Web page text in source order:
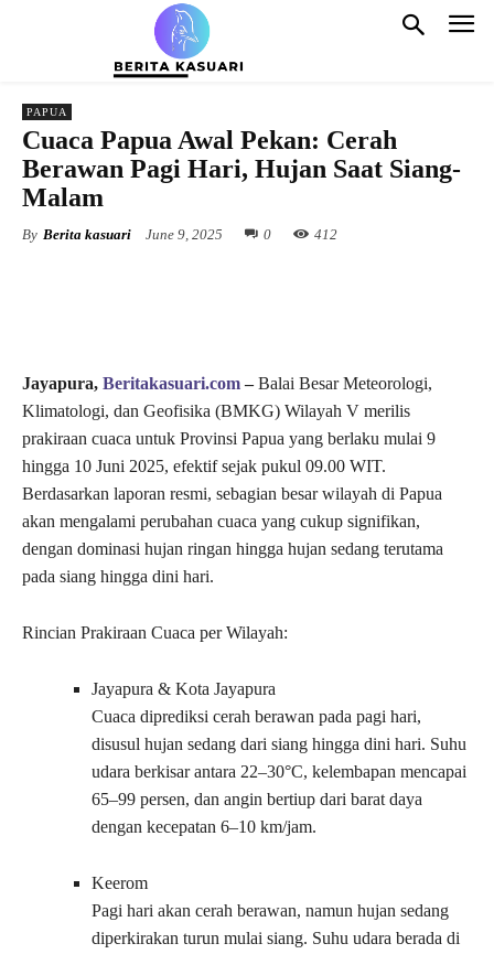
PAPUA
Cuaca Papua Awal Pekan: Cerah
Berawan Pagi Hari, Hujan Saat Siang-
Malam
By Berita kasuari June 9, 2025 0 412
Jayapura, Beritakasuari.com–Balai Besar Meteorologi,
Klimatologi, dan Geofisika (BMKG) Wilayah V merilis
prakiraan cuaca untuk Provinsi Papua yang berlaku mulai 9
hingga 10 Juni 2025, efektif sejak pukul 09.00 WIT.
Berdasarkan laporan resmi, sebagian besar wilayah di Papua
akan mengalami perubahan cuaca yang cukup signifikan,
dengan dominasi hujan ringan hingga hujan sedang terutama
pada siang hingga dini hari.
Rincian Prakiraan Cuaca per Wilayah:
Jayapura & Kota Jayapura
Cuaca diprediksi cerah berawan pada pagi hari,
disusul hujan sedang dari siang hingga dini hari. Suhu
udara berkisar antara 22–30°C, kelembapan mencapai
65–99 persen, dan angin bertiup dari barat daya
dengan kecepatan 6–10 km/jam.
Keerom
Pagi hari akan cerah berawan, namun hujan sedang
diperkirakan turun mulai siang. Suhu udara berada di